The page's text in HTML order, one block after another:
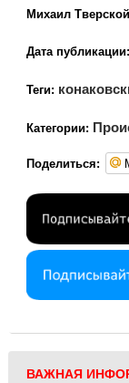
Михаил Тверской
Дата публикации:
Теги:
Категории:
Поделиться:
ВАЖНАЯ